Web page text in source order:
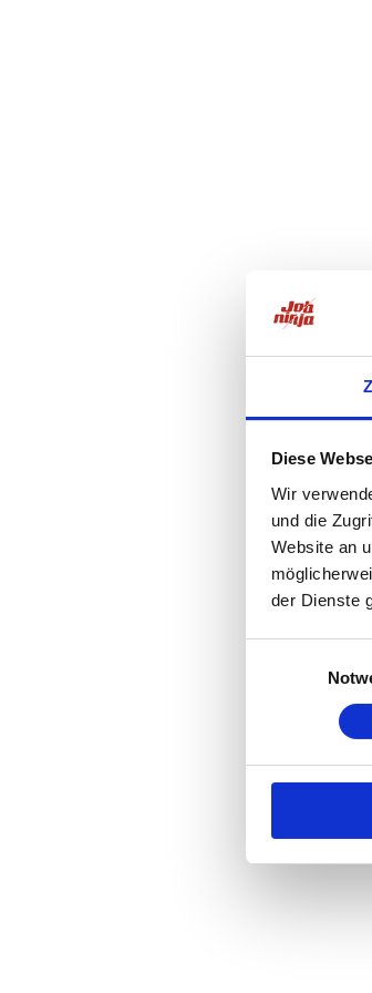
Diese
Wir
und die
Website an
der Dienste
Application